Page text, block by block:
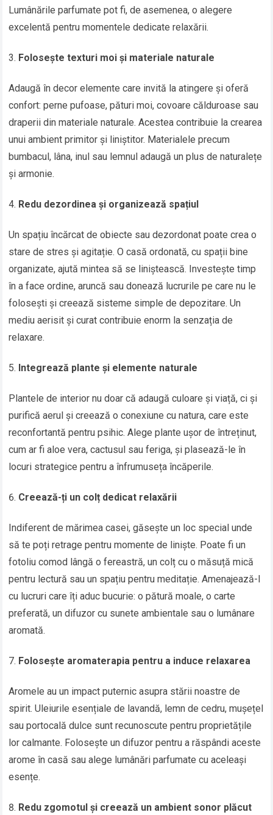
Lumânările parfumate pot fi, de asemenea, o alegere
excelentă pentru momentele dedicate relaxării.
Folosește texturi moi și materiale naturale
Adaugă în decor elemente care invită la atingere și oferă
confort: perne pufoase, pături moi, covoare călduroase sau
draperii din materiale naturale. Acestea contribuie la crearea
unui ambient primitor și liniștitor. Materialele precum
bumbacul, lâna, inul sau lemnul adaugă un plus de naturalețe
și armonie.
Redu dezordinea și organizează spațiul
Un spațiu încărcat de obiecte sau dezordonat poate crea o
stare de stres și agitație. O casă ordonată, cu spații bine
organizate, ajută mintea să se liniștească. Investește timp
în a face ordine, aruncă sau donează lucrurile pe care nu le
folosești și creează sisteme simple de depozitare. Un
mediu aerisit și curat contribuie enorm la senzația de
relaxare.
Integrează plante și elemente naturale
Plantele de interior nu doar că adaugă culoare și viață, ci și
purifică aerul și creează o conexiune cu natura, care este
reconfortantă pentru psihic. Alege plante ușor de întreținut,
cum ar fi aloe vera, cactusul sau feriga, și plasează-le în
locuri strategice pentru a înfrumuseța încăperile.
Creează-ți un colț dedicat relaxării
Indiferent de mărimea casei, găsește un loc special unde
să te poți retrage pentru momente de liniște. Poate fi un
fotoliu comod lângă o fereastră, un colț cu o măsuță mică
pentru lectură sau un spațiu pentru meditație. Amenajează-l
cu lucruri care îți aduc bucurie: o pătură moale, o carte
preferată, un difuzor cu sunete ambientale sau o lumânare
aromată.
Folosește aromaterapia pentru a induce relaxarea
Aromele au un impact puternic asupra stării noastre de
spirit. Uleiurile esențiale de lavandă, lemn de cedru, mușețel
sau portocală dulce sunt recunoscute pentru proprietățile
lor calmante. Folosește un difuzor pentru a răspândi aceste
arome în casă sau alege lumânări parfumate cu aceleași
esențe.
Redu zgomotul și creează un ambient sonor plăcut